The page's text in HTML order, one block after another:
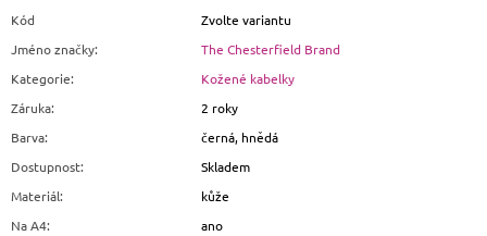
Kód
Zvolte variantu
Jméno značky:
The Chesterfield Brand
Kategorie:
Kožené kabelky
Záruka:
2 roky
Barva:
černá, hnědá
Dostupnost:
Skladem
Materiál:
kůže
Na A4:
ano